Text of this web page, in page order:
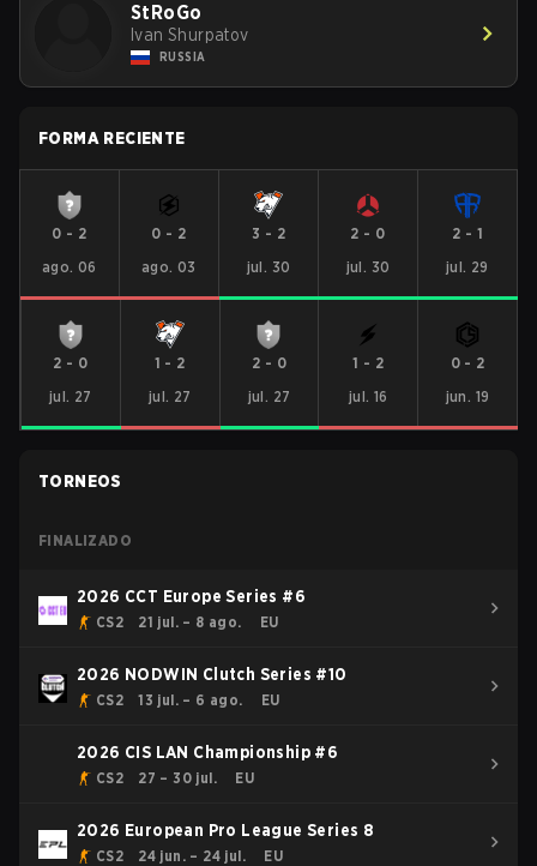
StRoGo
Ivan Shurpatov
RUSSIA
FORMA RECIENTE
0 - 2
ago. 06
0 - 2
ago. 03
3 - 2
jul. 30
2 - 0
jul. 30
2 - 1
jul. 29
2 - 0
jul. 27
1 - 2
jul. 27
2 - 0
jul. 27
1 - 2
jul. 16
0- 2
jun. 19
TORNEOS
FINALIZADO
2026 CCT Europe Series #6
CS2 21 jul. – 8 ago. EU
2026 NODWIN Clutch Series #10
CS2 13 jul. – 6 ago. EU
2026 CIS LAN Championship #6
CS2 27 – 30 jul. EU
2026 European Pro League Series 8
CS2 24 jun. – 24 jul. EU